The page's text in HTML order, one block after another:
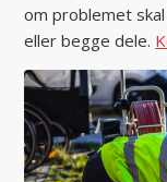
om problemet
eller begge dele.